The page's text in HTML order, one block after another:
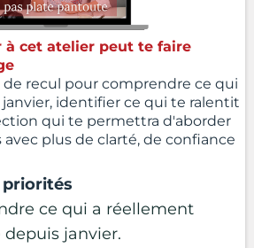
à cet atelier peut te faire
de recul pour comprendre ce qui
janvier, identifier ce qui te ralentit
qui te permettra d'aborder
avec plus de clarté, de confiance
priorités
ce qui a réellement
janvier.